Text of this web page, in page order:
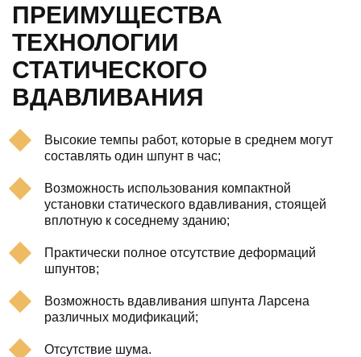
ПРЕИМУЩЕСТВА
ТЕХНОЛОГИИ
СТАТИЧЕСКОГО
ВДАВЛИВАНИЯ
Высокие темпы работ, которые в среднем могут
составлять один шпунт в час;
Возможность использования компактной
установки статического вдавливания, стоящей
вплотную к соседнему зданию;
Практически полное отсутствие деформаций
шпунтов;
Возможность вдавливания шпунта Ларсена
различных модификаций;
Отсутствие шума.